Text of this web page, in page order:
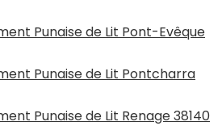
Punaise de Lit Pont-Evêque
Punaise de Lit Pontcharra
Punaise de Lit Renage 38140